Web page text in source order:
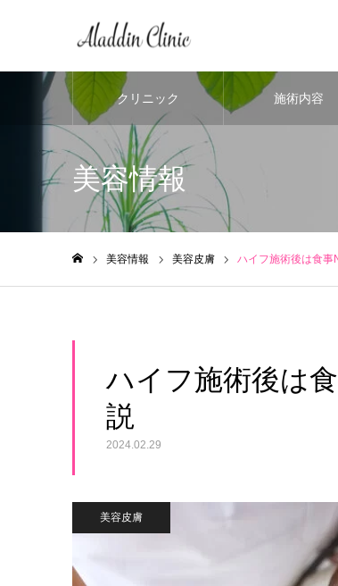
クリニック 施術内容
美容情報
美容情報 美容皮膚 ハイフ施術後は食事
ハイフ施術後は
説
2024.02.29
美容皮膚